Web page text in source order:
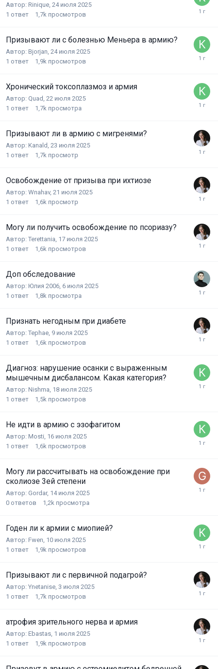
Автор: Rinique 24 июля 2025
1 ответ 1,7k просмотров
Призывают ли с болезнью Меньера в армию?
Автор: Bjorjan 24 июля 2025
1 ответ 1,9k просмотров
Хронический токсоплазмоз и армия
Автор: Quad 22 июля 2025
1 ответ 1,7k просмотра
Призывают ли в армию с мигренями?
Автор: Kanald 23 июля 2025
1 ответ 1,7k просмотр
Освобождение от призыва при ихтиозе
Автор: Wnahav, 21 июля 2025
1 ответ 1,6k просмотр
Могу ли получить освобождение по псориазу?
Автор: Terettania 17 июля 2025
1 ответ 1,6k просмотров
Доп обследование
Автор: Юлия 2006 6 июля 2025
1 ответ 1,8k просмотра
Признать негодным при диабете
Автор: Tephae 9 июля 2025
1 ответ 1,6k просмотров
Диагноз: нарушение осанки с выраженным
мышечным дисбалансом. Какая категория?
Автор: Nishma 18 июля 2025
1 ответ 1,5k просмотров
Не идти в армию с эзофагитом
Автор: Mosti 16 июля 2025
1 ответ 1,6k просмотров
Могу ли рассчитывать на освобождение при
сколиозе 3ей степени
Автор: Gordar, 14 июля 2025
0 ответов 1,2k просмотра
Годен ли к армии с миопией?
Автор: Fwen 10 июля 2025
1 ответ 1,9k просмотров
Призывают ли с первичной подагрой?
Автор: Ynetanise 3 июля 2025
1 ответ 1,7k просмотров
атрофия зрительного нерва и армия
Автор: Ebastas 1 июля 2025
1 ответ 1,9k просмотров